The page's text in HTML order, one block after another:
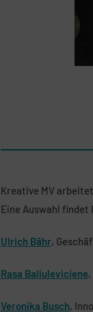
Kreative MV
Eine Auswahl
Ulrich Bähr,
Rasa Baliuleviciene,
Veronika Busch,